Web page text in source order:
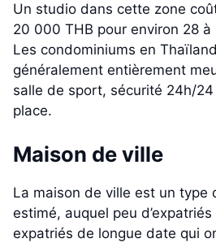
Un studio dans cette zone
20 000 THB pour environ 28
Les condominiums en
généralement entièrement
salle de sport, sécurité 24h/
place.
Maison de ville
La maison de ville est un type
estimé, auquel peu
expatriés de longue date qui